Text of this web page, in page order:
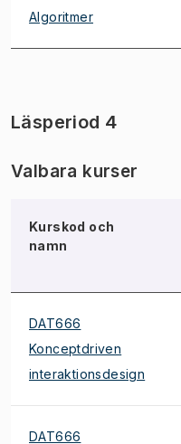
Algoritmer
Läsperiod 4
Valbara kurser
Kurskod och
namn
DAT666
Konceptdriven
interaktionsdesign
DAT666